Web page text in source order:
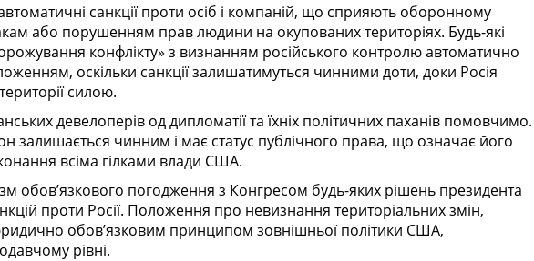
санкції проти осіб і компаній, що сприяють оборонному
або порушенням прав людини на окупованих територіях. Будь-які
конфлікту» з визнанням російського контролю автоматично
оскільки санкції залишатимуться чинними доти, доки Росія
силою.
девелоперів од дипломатії та їхніх політичних паханів помовчимо.
залишається чинним і має статус публічного права, що означає його
всіма гілками влади США.
обов’язкового погодження з Конгресом будь-яких рішень президента
проти Росії. Положення про невизнання територіальних змін,
обов’язковим принципом зовнішньої політики США,
рівні.